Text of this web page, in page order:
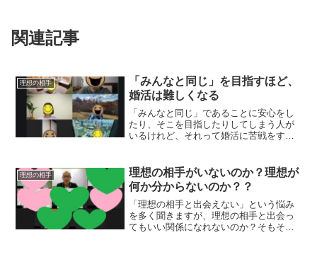
関連記事
理想の相手
「みんなと同じ」を目指すほど、
婚活は難しくなる
「みんなと同じ」であることに安心をし
たり、そこを目指したりしてしまう人が
いるけれど、それって婚活に苦戦をする
すから。
理想の相手
理想の相手がいないのか？理想が
何か分からないのか？？
「理想の相手と出会えない」という悩み
を多く聞きますが、理想の相手と出会っ
てもいい関係になれないのか？そもそも